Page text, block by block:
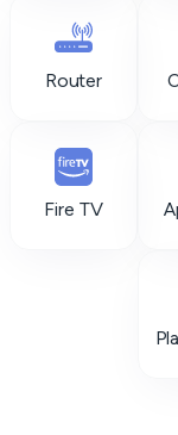
Router
Fire TV